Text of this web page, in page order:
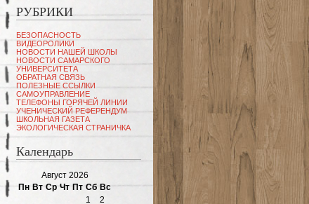
РУБРИКИ
БЕЗОПАСНОСТЬ
ВИДЕОРОЛИКИ
НОВОСТИ НАШЕЙ ШКОЛЫ
НОВОСТИ САМАРСКОГО
УНИВЕРСИТЕТА
ОБРАТНАЯ СВЯЗЬ
ПОЛЕЗНЫЕ ССЫЛКИ
САМОУПРАВЛЕНИЕ
ТЕЛЕФОНЫ ГОРЯЧЕЙ ЛИНИИ
УЧЕНИЧЕСКИЙ РЕФЕРЕНДУМ
ШКОЛЬНАЯ ГАЗЕТА
ЭКОЛОГИЧЕСКАЯ СТРАНИЧКА
Календарь
Август 2026
Пн Вт Ср Чт Пт Сб Вс
1
2